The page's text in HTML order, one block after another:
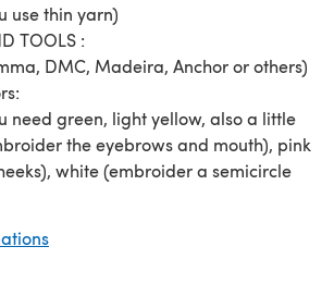
use thin yarn)
TOOLS :
DMC, Madeira, Anchor or others)
need green, light yellow, also a little
the eyebrows and mouth), pink
white (embroider a semicircle